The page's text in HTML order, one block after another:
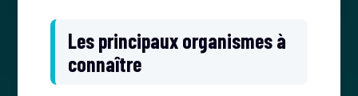
Les principaux organismes à
connaître